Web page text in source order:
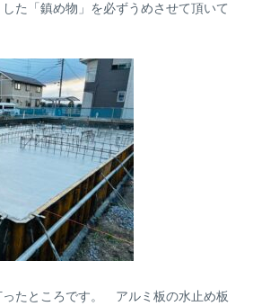
「鎮め物」を必ずうめさせて頂いて
たところです。 アルミ板の水止め板